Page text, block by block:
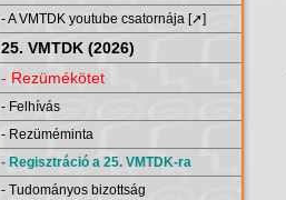
- A VMTDK youtube csatornája [➚]
25. VMTDK (2026)
- Rezümékötet
- Felhívás
- Rezüméminta
- Regisztráció a 25. VMTDK-ra
- Tudományos bizottság